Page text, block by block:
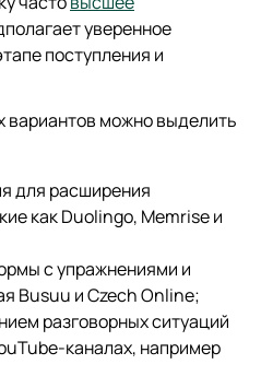
уверенное
поступления и
вариантов можно выделить
для расширения
как Duolingo, Memrise и
с упражнениями и
Busuu и Czech Online;
разговорных ситуаций
каналах, например